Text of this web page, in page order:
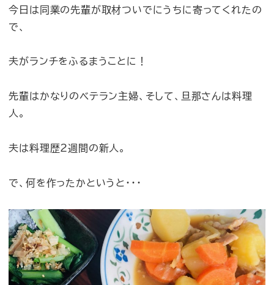
今日は同業の先輩が取材ついでにうちに寄ってくれたの
で、
夫がランチをふるまうことに！
先輩はかなりのベテラン主婦、そして、旦那さんは料理
人。
夫は料理歴2週間の新人。
で、何を作ったかというと・・・